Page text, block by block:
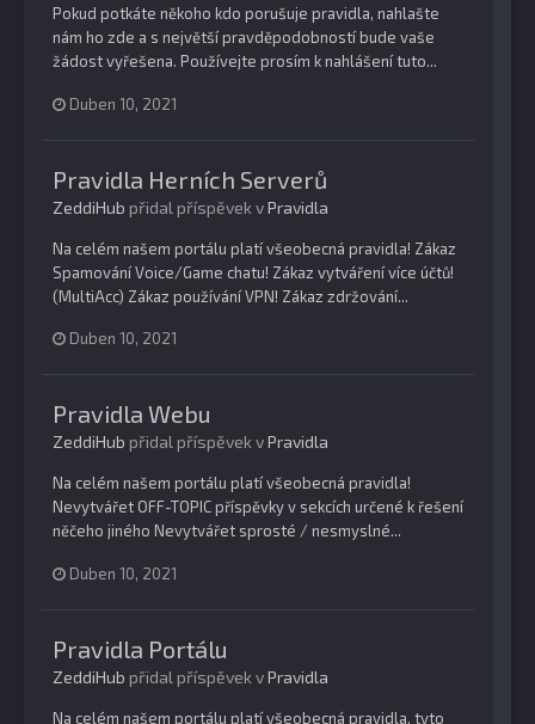
Pokud potkáte někoho kdo porušuje pravidla, nahlašte
nám ho zde a s největší pravděpodobností bude vaše
žádost vyřešena. Používejte prosím k nahlášení tuto...
Duben 10, 2021
Pravidla Herních Serverů
ZeddiHub přidal příspěvek vPravidla
Na celém našem portálu platí všeobecná pravidla! Zákaz
Spamování Voice/Game chatu! Zákaz vytváření více účtů!
(MultiAcc) Zákaz používání VPN! Zákaz zdržování...
Duben 10, 2021
Pravidla Webu
ZeddiHub přidal příspěvek vPravidla
Na celém našem portálu platí všeobecná pravidla!
Nevytvářet OFF-TOPIC příspěvky v sekcích určené k řešení
něčeho jiného Nevytvářet sprosté / nesmyslné...
Duben 10, 2021
Pravidla Portálu
ZeddiHub přidal příspěvek vPravidla
Na celém našem portálu platí všeobecná pravidla, tyto